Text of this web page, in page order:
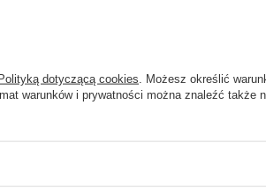
dotyczącą cookies . Możesz określić
warunków i prywatności można znaleźć także